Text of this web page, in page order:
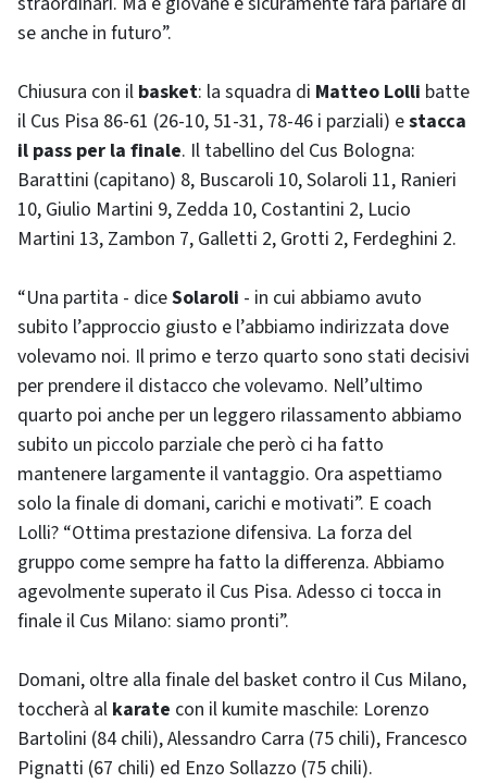
se anche in futuro”.
Chiusura con il basket: la squadra di Matteo Lolli batte
il Cus Pisa 86-61 (26-10, 51-31, 78-46 i parziali) estacca
il pass per la finale. Il tabellino del Cus Bologna:
Barattini (capitano) 8, Buscaroli 10, Solaroli 11, Ranieri
10, Giulio Martini 9, Zedda 10, Costantini 2, Lucio
Martini 13, Zambon 7, Galletti 2, Grotti 2, Ferdeghini 2.
“Una partita - diceSolaroli - in cui abbiamo avuto
subito l’approccio giusto e l’abbiamo indirizzata dove
volevamo noi. Il primo e terzo quarto sono stati decisivi
per prendere il distacco che volevamo. Nell’ultimo
quarto poi anche per un leggero rilassamento abbiamo
subito un piccolo parziale che però ci ha fatto
mantenere largamente il vantaggio. Ora aspettiamo
solo la finale di domani, carichi e motivati”. E coach
Lolli? “Ottima prestazione difensiva. La forza del
gruppo come sempre ha fatto la differenza. Abbiamo
agevolmente superato il Cus Pisa. Adesso ci tocca in
finale il Cus Milano: siamo pronti”.
Domani, oltre alla finale del basket contro il Cus Milano,
toccherà al karate con il kumite maschile: Lorenzo
Bartolini (84 chili), Alessandro Carra (75 chili), Francesco
Pignatti (67 chili) ed Enzo Sollazzo (75 chili).